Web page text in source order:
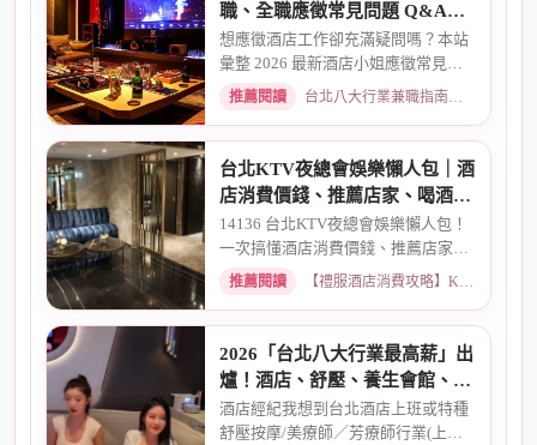
職、全職應徵常見問題 Q&A：
薪資、安全、環境全解析
想應徵酒店工作卻充滿疑問嗎？本站
彙整 2026 最新酒店小姐應徵常見問
題 Q&A。深入解析全職與兼職...
推薦閱讀 台北八大行業兼職指南：熱門職缺與求職須知 · 2026-03-09
台北KTV夜總會娛樂懶人包｜酒
店消費價錢、推薦店家、喝酒介
紹一次看懂
14136 台北KTV夜總會娛樂懶人包！
一次搞懂酒店消費價錢、推薦店家、
喝酒介紹。從基本消費、包廂...
推薦閱讀 【禮服酒店消費攻略】KTV喝酒娛樂、價格試算 · 2026-03-16
2026「台北八大行業最高薪」出
爐！酒店、舒壓、養生會館、經
紀人推薦
酒店經紀我想到台北酒店上班或特種
舒壓按摩/美療師／芳療師行業(上班